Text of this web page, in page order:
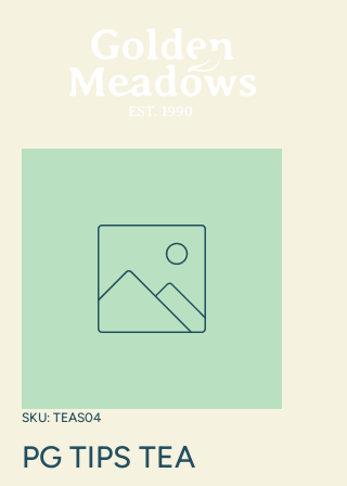
SKU: TEAS04
PG TIPS TEA